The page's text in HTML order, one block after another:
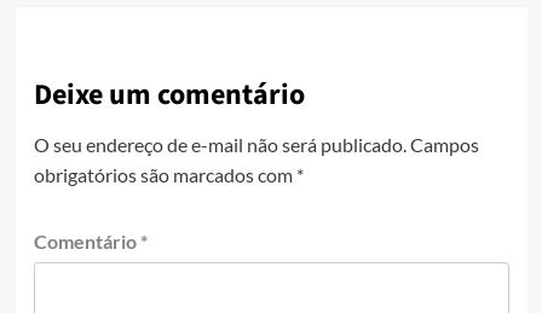
Deixe um comentário
O seu endereço de e-mail não será publicado.Campos
obrigatórios são marcados com *
Comentário *